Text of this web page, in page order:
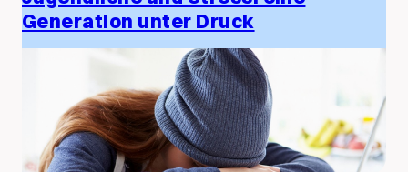
Generation unter Druck